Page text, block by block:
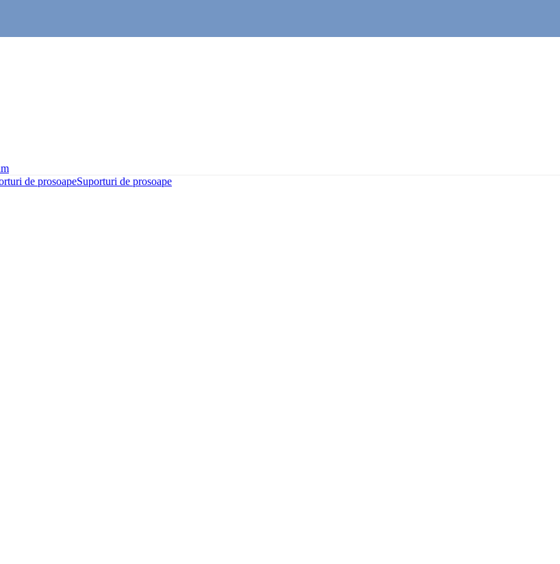
de prosoapeSuporturi de prosoape